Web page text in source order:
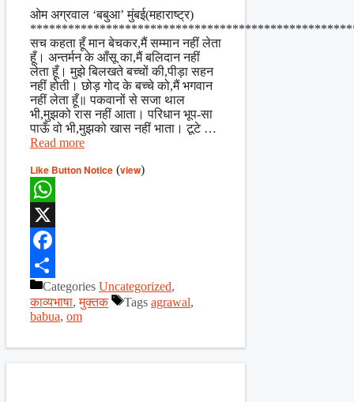
Share
ओम अग्रवाल ‘बबुआ’ मुंबई(महाराष्ट्र)
सच कहता हूँ मान बेचकर,मैं सम्मान नहीं लेता
हूँ। अन्तर्मन के आँसू का,मैं बलिदान नहीं
लेता हूँ। मुझे बिलखते बच्चों की,पीड़ा सहन
नहीं होती। छोड़ गोद के बच्चे को,मैं भगवान
नहीं लेता हूँ॥ पकवानों से सजा थाल
भी,मुझको रास नहीं आता। परिधान भूप-सा
पाऊँ वो भी,मुझको खास नहीं भाता। टूटे …
Read more
Like Button Notice (view)
WhatsApp
X
Facebook
ShareCategories Uncategorized,
काव्यभाषा,मुक्तक Tags agrawal,
babua, om